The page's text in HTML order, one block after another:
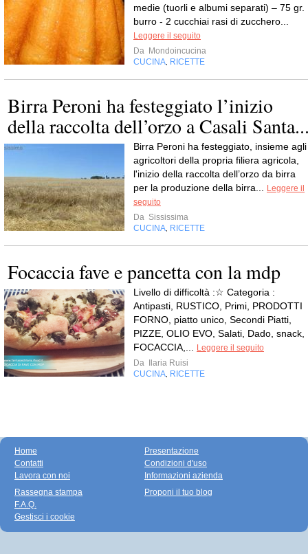
medie (tuorli e albumi separati) – 75 gr.
burro - 2 cucchiai rasi di zucchero...
Leggere il seguito
Da Mondoincucina
CUCINA RICETTE
Birra Peroni ha festeggiato l’inizio
della raccolta dell’orzo a Casali
Birra Peroni ha festeggiato, insieme agli
agricoltori della propria filiera agricola,
l'inizio della raccolta dell’orzo da birra
per la produzione della birra...
Leggere il
seguito
Da Sississima
CUCINA RICETTE
Focaccia fave e pancetta con la mdp
Livello di difficoltà :☆ Categoria :
Antipasti, RUSTICO, Primi, PRODOTTI
FORNO, piatto unico, Secondi Piatti,
PIZZE, OLIO EVO, Salati, Dado, snack,
FOCACCIA,...
Leggere il seguito
Da
Ilaria Ruisi
CUCINA RICETTE
Home
Contatti
Lavora con noi
Presentazione
Condizioni d'uso
Informazioni azienda
Rassegna stampa
F.A.Q.
Gestisci i cookie
Proponi il tuo blog